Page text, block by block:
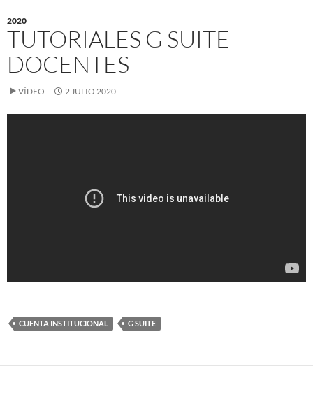
2020
TUTORIALES G SUITE –
DOCENTES
VÍDEO 2 JULIO 2020
CUENTA INSTITUCIONAL G SUITE